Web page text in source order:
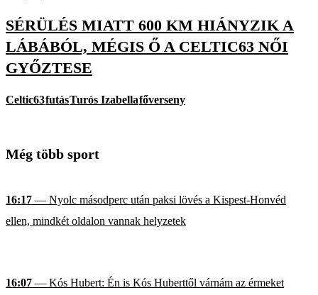
SÉRÜLÉS MIATT 600 KM HIÁNYZIK A
LÁBÁBÓL, MÉGIS Ő A CELTIC63 NŐI
GYŐZTESE
Celtic63futásTurós Izabellafőverseny
Még több sport
16:17 — Nyolc másodperc után paksi lövés a Kispest-Honvéd
ellen, mindkét oldalon vannak helyzetek
16:07 — Kós Hubert: Én is Kós Huberttől várnám az érmeket